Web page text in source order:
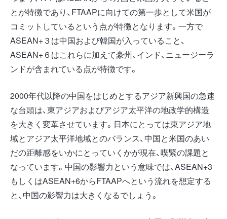
とが特徴であり、FTAAPに向けての第一歩として米国が
コミットしているという点が特徴となります。一方で
ASEAN+３は中国および韓国が入っていること、
ASEAN+６はこれらに加えて豪州、インド、ニュージーラ
ンドが含まれている点が特徴です。
2000年代以降の中国をはじめとするアジア新興国の急速
な台頭は、東アジアおよびアジア太平洋の地政学的構造
を大きく変革させています。日本にとっては東アジア地
域とアジア太平洋地域とのバランス、中国と米国のあい
だの距離感をいかにとっていくかが現在、喫緊の課題と
なっています。中国の影響力という意味では、ASEAN+3
もしくはASEAN+6からFTAAPへという流れを想定する
と、中国の影響力は大きくなるでしょう。